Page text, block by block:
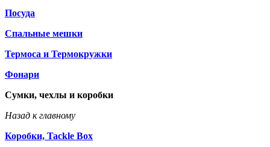
Посуда
Спальные мешки
Термоса и Термокружки
Фонари
Сумки, чехлы и коробки
Назад к главному
Коробки, Tackle Box